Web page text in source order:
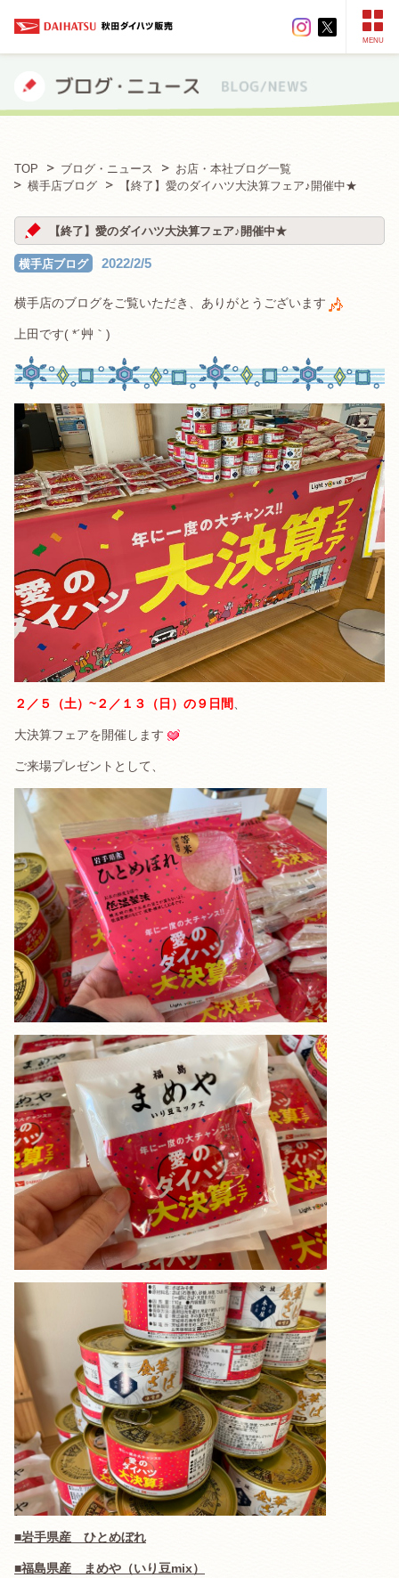
MENU
TOP ブログ・ニュース
お店・本社ブログ一覧
横手店ブログ
【終了】愛のダイハツ大決算フェア♪開催中★
【終了】愛のダイハツ大決算フェア♪開催中★
横手店ブログ 2022/2/5
横手店のブログをご覧いただき、ありがとうございます
上田です( *´艸｀)
２／５（土）~２／１３（日）の９日間
大決算フェアを開催します
ご来場プレゼントとして、
■岩手県産 ひとめぼれ
■福島県産 まめや（いり豆mix）